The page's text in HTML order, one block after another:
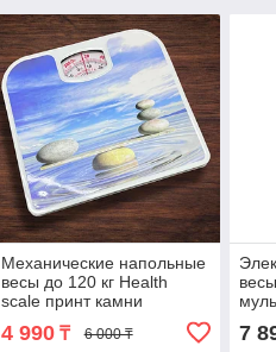
Механические напольные
весы до 120 кг Health
scale принт камни
4 990₸ 6 000 ₸ 7